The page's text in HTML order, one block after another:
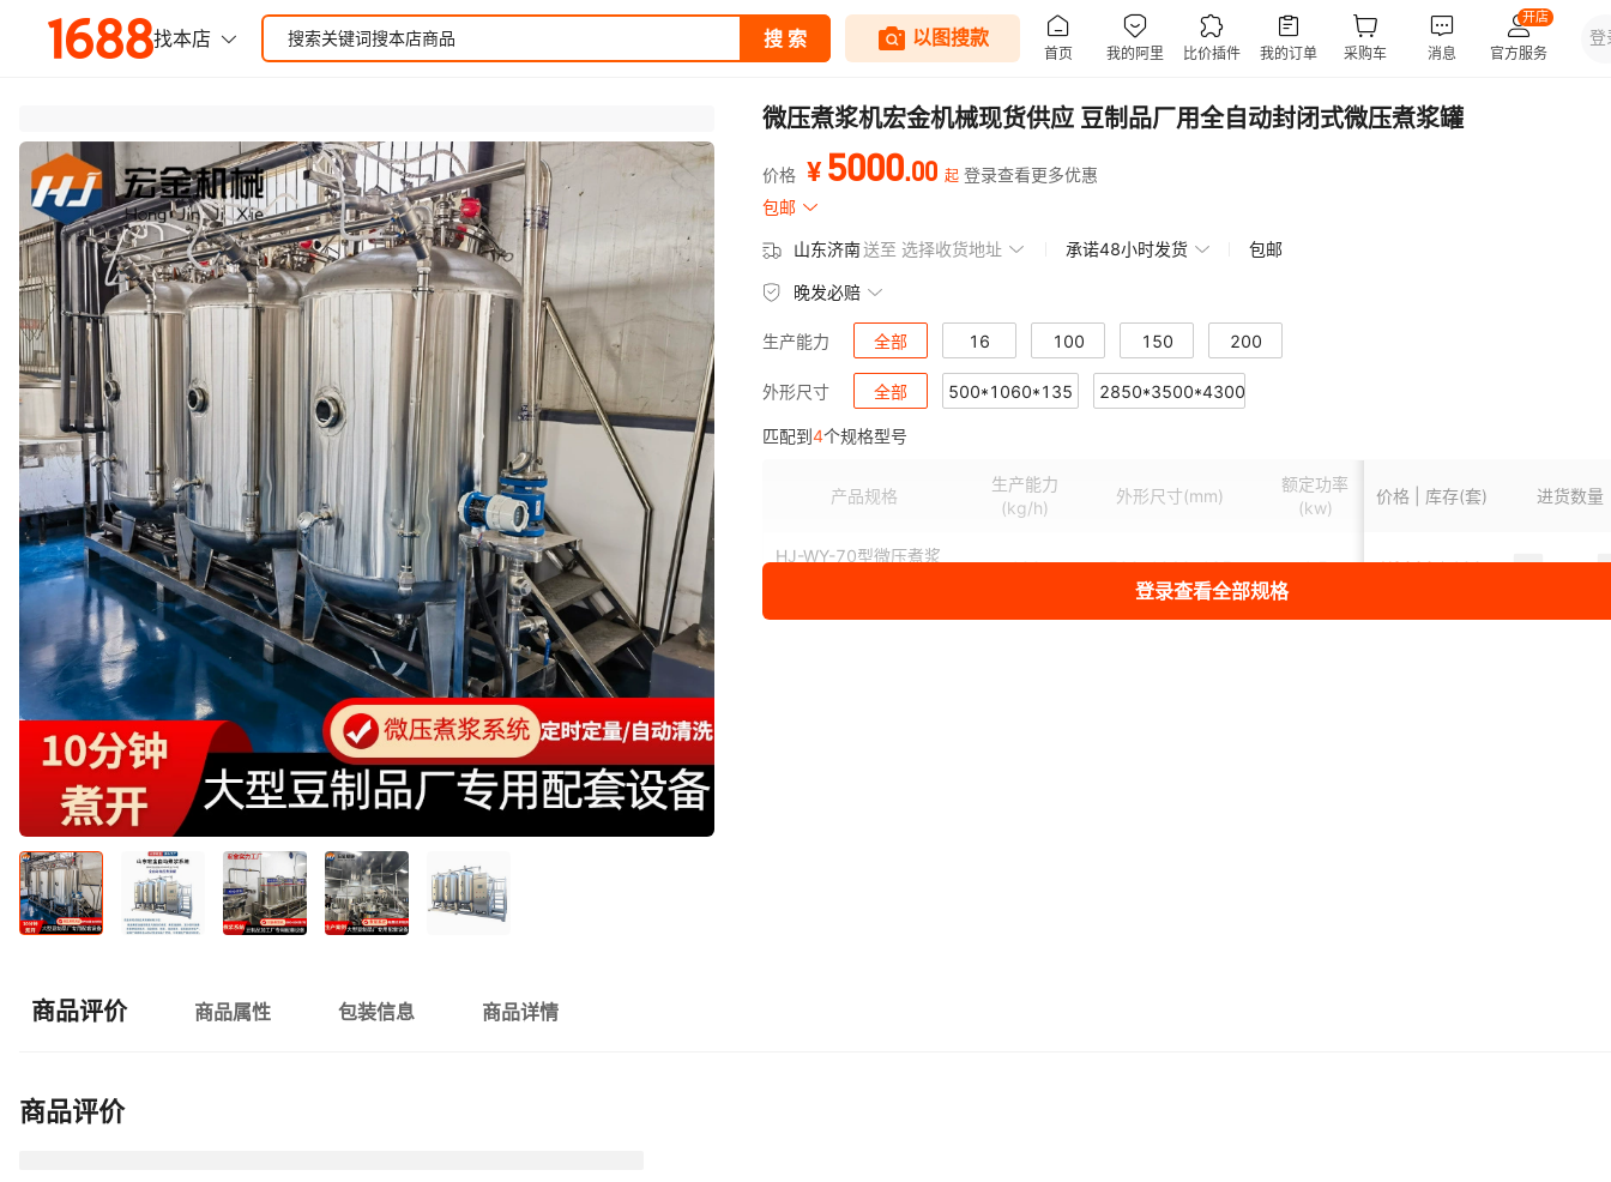
微压煮浆机宏金机械现货供应 豆制品厂用全自动封闭式微压煮浆罐
价格 ¥ 5000.00 起 登录查看更多优惠
包邮
山东济南送至 选择收货地址 承诺48小时发货 包邮
晚发必赔
生产能力 全部 16 100 150 200
外形尺寸 全部 500*1060*135 2850*3500*4300
匹配到4个规格型号
产品规格
生产能力
(kg/h)
外形尺寸(mm)
额定功率
(kw)
可生产产品
类型
价格 | 库存(套) 进货数量
HJ-WY-70型微压煮浆
100 500*1060*135 1.5 豆浆
¥8000 100
登录查看全部规格
商品评价 商品属性 包装信息 商品详情
商品评价